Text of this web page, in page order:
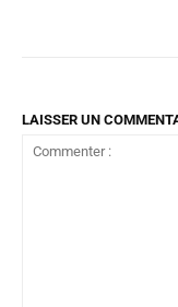
LAISSER UN